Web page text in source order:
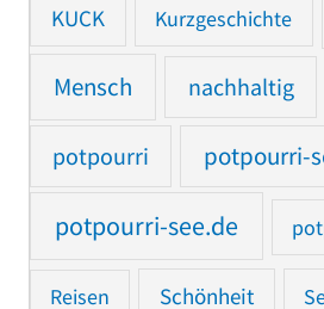
KUCK Kurzgeschichte
Mensch nachhaltig
potpourri potpourri-
potpourri-see.de
Reisen Schönheit